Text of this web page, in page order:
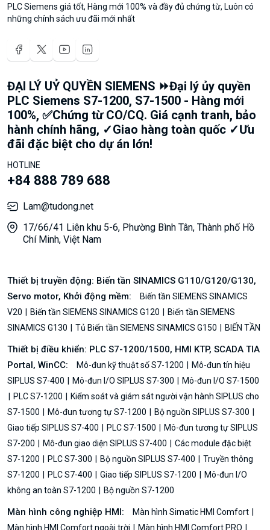
PLC Siemens giá tốt, Hàng mới 100% và đầy đủ chứng từ, Luôn có
những chính sách ưu đãi mới nhất
ĐẠI LÝ UỶ QUYỀN SIEMENS ⏩Đại lý ủy quyền
PLC Siemens S7-1200, S7-1500 - Hàng mới
100%, ✅Chứng từ CO/CQ. Giá cạnh tranh, bảo
hành chính hãng, ✓Giao hàng toàn quốc ✓Ưu
đãi đặc biệt cho dự án lớn!
HOTLINE
+84 888 789 688
Lam@tudong.net
17/66/41 Liên khu 5-6, Phường Bình Tân, Thành phố Hồ
Chí Minh, Việt Nam
Thiết bị truyền động: Biến tần SINAMICS G110/G120/G130,
Servo motor, Khởi động mềm:
Biến tần SIEMENS SINAMICS
V20
Biến tần SIEMENS SINAMICS G120
Biến tần SIEMENS
SINAMICS G130
Tủ Biến tần SIEMENS SINAMICS G150 BIẾN TẦN
Thiết bị điều khiển: PLC S7-1200/1500, HMI KTP, SCADA TIA
Portal, WinCC:
Mô-đun kỹ thuật số S7-1200
Mô-đun tín hiệu
SIPLUS S7-400
Mô-đun I/O SIPLUS S7-300
Mô-đun I/O S7-1500
PLC S7-1200
Kiểm soát và giám sát người vận hành SIPLUS cho
S7-1500
Mô-đun tương tự S7-1200
Bộ nguồn SIPLUS S7-300
Giao tiếp SIPLUS S7-400
PLC S7-1500
Mô-đun tương tự SIPLUS
S7-200
Mô-đun giao diện SIPLUS S7-400
Các module đặc biệt
S7-1200
PLC S7-300 Bộ nguồn SIPLUS S7-400
Truyền thông
S7-1200
PLC S7-400 Giao tiếp SIPLUS S7-1200
Mô-đun I/O
không an toàn S7-1200
Bộ nguồn S7-1200
Màn hình công nghiệp HMI:
Màn hình Simatic HMI Comfort
Màn hình HMI Comfort ngoài trời
Màn hình HMI Comfort PRO